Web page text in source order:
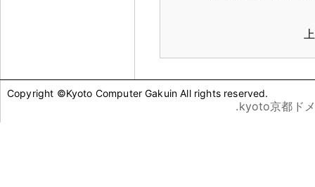
Copyright ©Kyoto Computer Gakuin All rights reserved.
.kyoto京都ド